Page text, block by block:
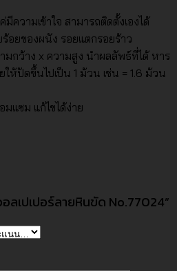
มีความเข้าใจ สามารถติดตั้งเองได้
อยของผนัง รอยแตกรอยร้าว
กว้าง x ความสูง นำผลลัพธ์ที่ได้ หาร
ห้ปัดขึ้นไปเป็น 1 ม้วน เช่น = 1.6 ม้วน
มแซม แก้ไขได้ง่าย
ลเปเปอร์ลายหินขัด No.77024”